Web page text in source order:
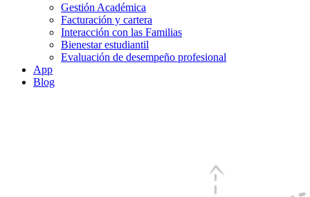
Gestión Académica
Facturación y cartera
Interacción con las Familias
Bienestar estudiantil
Evaluación de desempeño profesional
App
Blog